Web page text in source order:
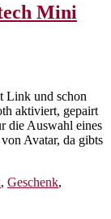
Mini
Link und schon
aktiviert, gepairt
die Auswahl eines
Avatar, da gibts
, Geschenk,